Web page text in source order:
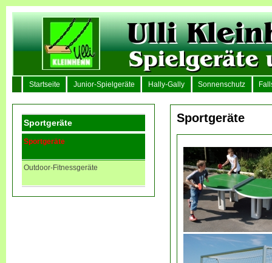
Startseite Junior-Spielgeräte Hally-Gally Sonnenschutz
Sportgeräte
Sportgeräte
Outdoor-Fitnessgeräte
Sportgeräte